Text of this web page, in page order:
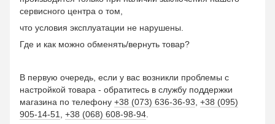
сервисного центра о том,
что условия эксплуатации не нарушены.
Где и как можно обменять/вернуть товар?
В первую очередь, если у вас возникли проблемы с
настройкой товара - обратитесь в службу поддержки
магазина по телефону +38 (073) 636-36-93 +38 (095)
905-14-51
+38 (068) 608-98-94